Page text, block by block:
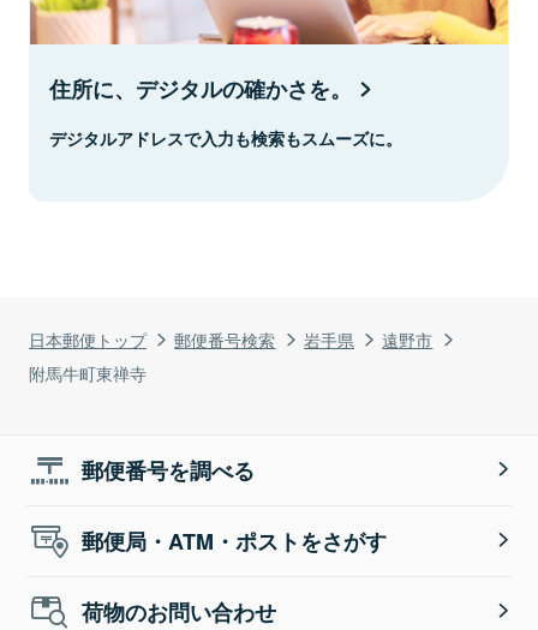
日本郵便トップ 郵便番号検索 岩手県
遠野市
附馬牛町東禅寺
住所に、デジタルの確かさを。
デジタルアドレスで入力も検索もスムーズに。
郵便番号を調べる
郵便局・ATM・ポストをさがす
荷物のお問い合わせ